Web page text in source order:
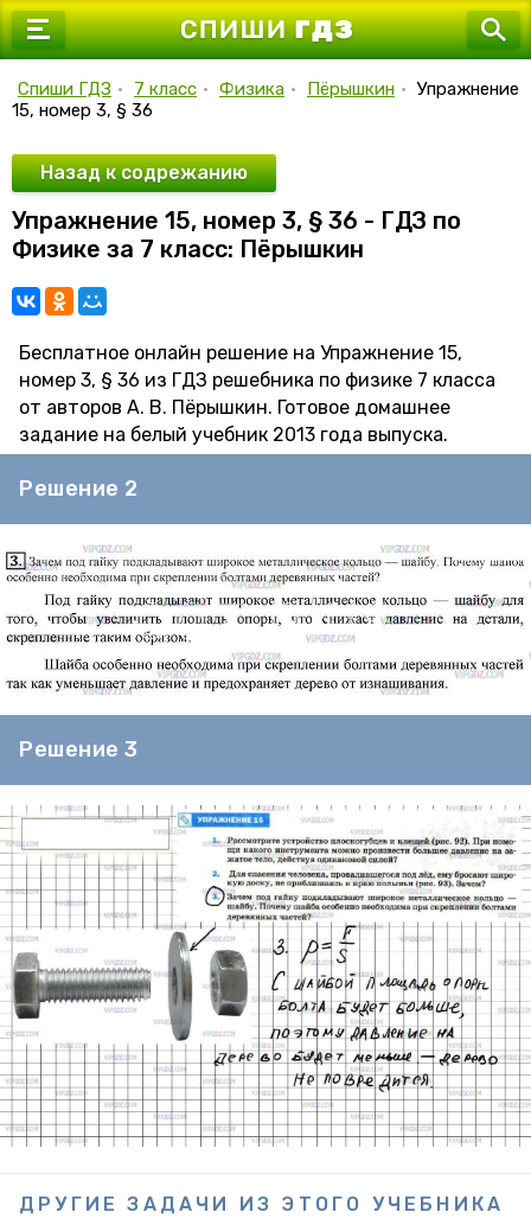
7 класс
9 класс
10 класс
11 класс
Спиши ГДЗ • 7 класс • Физика • Пёрышкин • Упражнение
15, номер 3, § 36
Назад к содрежанию
Упражнение 15, номер 3, § 36 - ГДЗ по
Физике за 7 класс: Пёрышкин
Бесплатное онлайн решение на Упражнение 15,
номер 3, § 36 из ГДЗ решебника по физике 7 класса
от авторов А. В. Пёрышкин. Готовое домашнее
задание на белый учебник 2013 года выпуска.
Решение 2
Решение 3
ДРУГИЕ ЗАДАЧИ ИЗ ЭТОГО УЧЕБНИКА